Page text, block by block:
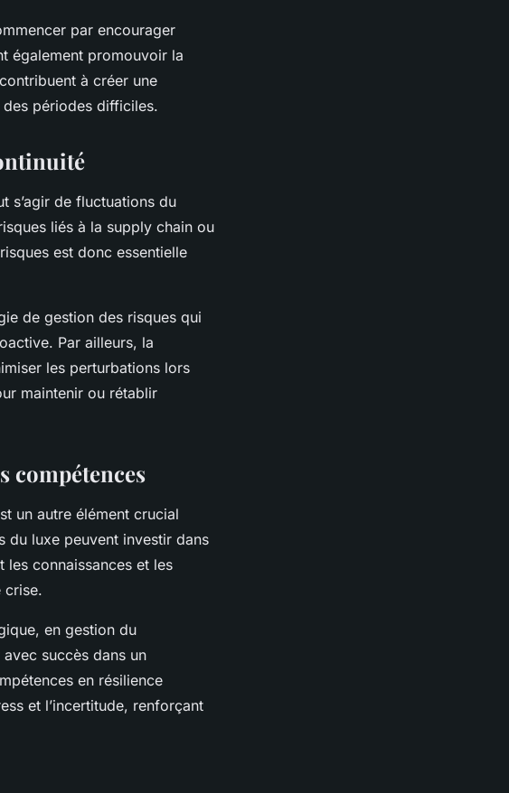
par encourager
également promouvoir la
à créer une
des périodes difficiles.
s’agir de fluctuations du
liés à la supply chain ou
est donc essentielle
de gestion des risques qui
Par ailleurs, la
les perturbations lors
maintenir ou rétablir
compétences
un autre élément crucial
du luxe peuvent investir dans
les connaissances et les
crise.
en gestion du
succès dans un
en résilience
et l’incertitude, renforçant